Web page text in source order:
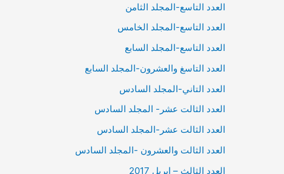
العدد التاسع-المجلد الثامن
العدد التاسع-المجلد الخامس
العدد التاسع-المجلد السابع
العدد التاسغ والعشرون-المجلد السابع
العدد التاني-المجلد السادس
العدد الثالت عشر- المجلد السادس
العدد الثالت عشر-المجلد السادس
العدد الثالت والعشرون -المجلد السادس
العدد الثالث – ابريل 2017